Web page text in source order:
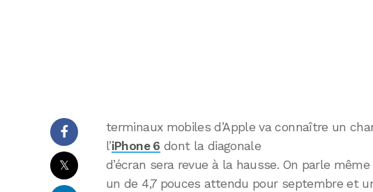
𝕏
terminaux mobiles d’Apple va connaître un
l’iPhone 6 dont la diagonale
d’écran sera revue à la hausse. On parle
un de 4,7 pouces attendu pour septembre et